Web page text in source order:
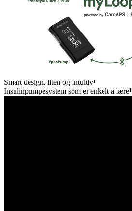
Smart design, liten og intuitiv¹
Insulinpumpesystem som er enkelt å lære¹